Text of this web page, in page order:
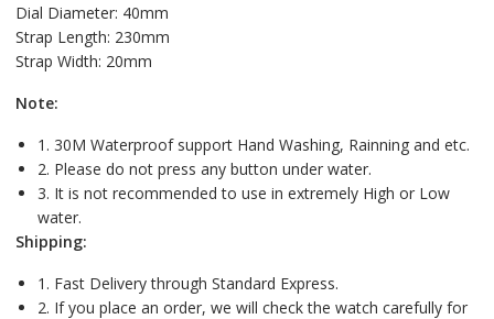
Dial Diameter: 40mm
Strap Length: 230mm
Strap Width: 20mm
Note:
1. 30M Waterproof support Hand Washing, Rainning and etc.
2. Please do not press any button under water.
3. It is not recommended to use in extremely High or Low
water.
Shipping:
1. Fast Delivery through Standard Express.
2. If you place an order, we will check the watch carefully for